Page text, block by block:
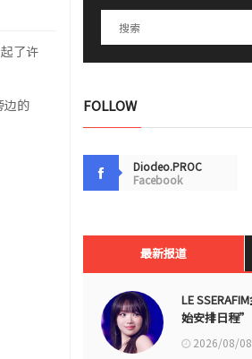
了许
的
FOLLOW
Diodeo.PROC
Facebook
最新报道
LE
始安排日程”
2026/08/08